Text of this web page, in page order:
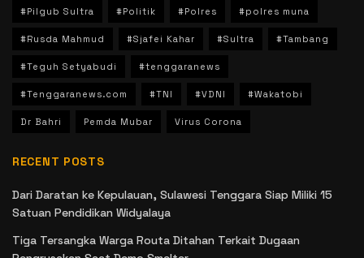
#Pilgub Sultra #Politik #Polres #polres muna
#Rusda Mahmud #Sjafei Kahar #Sultra #Tambang
#Teguh Setyabudi #tenggaranews
#Tenggaranews.com #TNI #VDNI #Wakatobi
Dr Bahri Pemda Mubar Virus Corona
RECENT POSTS
Dari Daratan ke Kepulauan, Sulawesi Tenggara Siap Miliki 15
Satuan Pendidikan Widyalaya
Tiga Tersangka Warga Routa Ditahan Terkait Dugaan